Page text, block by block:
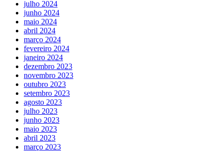
julho 2024
junho 2024
maio 2024
abril 2024
março 2024
fevereiro 2024
janeiro 2024
dezembro 2023
novembro 2023
outubro 2023
setembro 2023
agosto 2023
julho 2023
junho 2023
maio 2023
abril 2023
março 2023